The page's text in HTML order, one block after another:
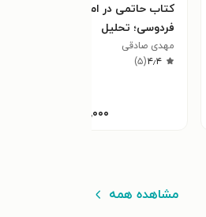
کتاب حاتمی در امتداد
فردوسی؛ تحلیل
تاریخ‌محور بر هزاردستان
علی حاتمی با نگاه به
مهدی صادقی
۴٫۴(۵)
۱۵,۰۰۰
مشاهده همه